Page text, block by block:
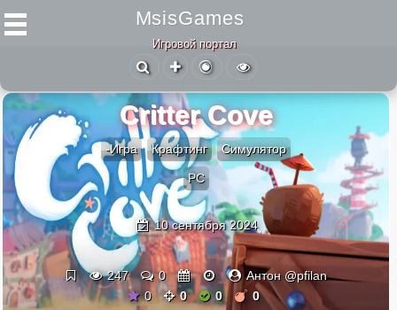
MsisGames
Игровой портал
Critter Cove
-Игра Крафтинг Симулятор
PC
10 сентября 2024
247 0
Антон @pfilan
0
0 0 0